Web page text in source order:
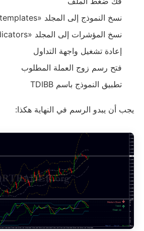
نسخ النموذج إلى المجلد «templates»
نسخ المؤشرات إلى المجلد «MQL4 -> indicators»
إعادة تشغيل واجهة التداول
فتح رسم زوج العملة المطلوب
تطبيق النموذج باسم TDIBB
يجب أن يبدو الرسم في النهاية هكذا: